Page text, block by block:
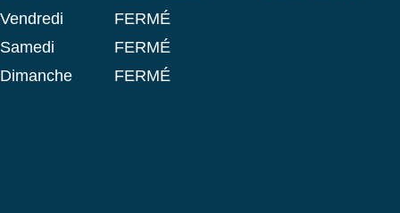
vendredi
FERMÉ
samedi
FERMÉ
dimanche
FERMÉ